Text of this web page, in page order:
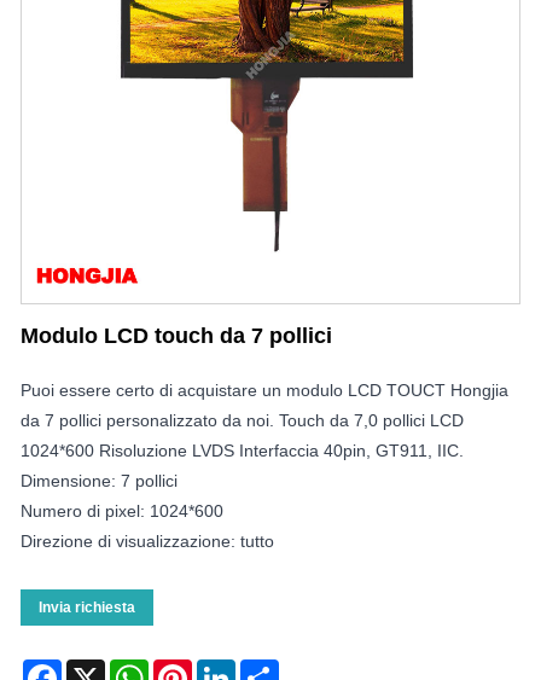
Modulo LCD touch da 7 pollici
Puoi essere certo di acquistare un modulo LCD TOUCT Hongjia
da 7 pollici personalizzato da noi. Touch da 7,0 pollici LCD
1024*600 Risoluzione LVDS Interfaccia 40pin, GT911, IIC.
Dimensione: 7 pollici
Numero di pixel: 1024*600
Direzione di visualizzazione: tutto
Invia richiesta
Facebook
X WhatsAppPinterestLinkedIn